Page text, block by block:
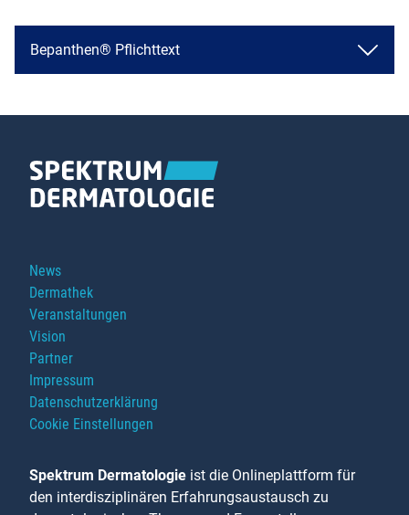
Bepanthen® Pflichttext
Navigation
überspringen
News
Dermathek
Veranstaltungen
Vision
Partner
Impressum
Datenschutzerklärung
Cookie Einstellungen
Spektrum Dermatologie ist die Onlineplattform für
den interdisziplinären Erfahrungsaustausch zu